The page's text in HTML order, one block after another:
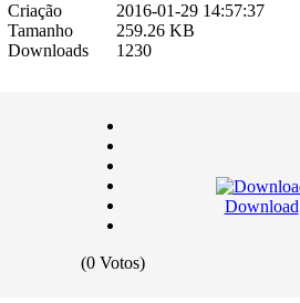
Criação
Tamanho
Downloads
2016-01-29 14:57:37
259.26 KB
1230
(0 Votos)
Download